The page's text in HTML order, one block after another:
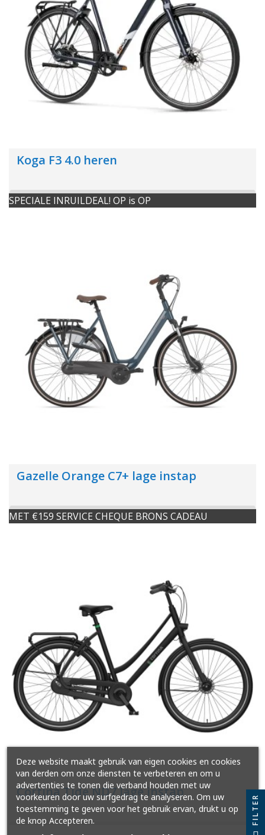
Koga F3 4.0 heren
SPECIALE INRUILDEAL! OP is OP
Gazelle Orange C7+ lage instap
MET €159 SERVICE CHEQUE BRONS CADEAU
Cortina Tide ND7 lage instap
Deze website maakt gebruik van eigen cookies en cookies
van derden om onze diensten te verbeteren en om u
advertenties te tonen die verband houden met uw
voorkeuren door uw surfgedrag te analyseren. Om uw
toestemming te geven voor het gebruik ervan, drukt u op
de knop Accepteren.
FILTER